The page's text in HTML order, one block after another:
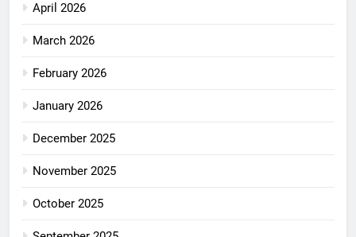
April 2026
March 2026
February 2026
January 2026
December 2025
November 2025
October 2025